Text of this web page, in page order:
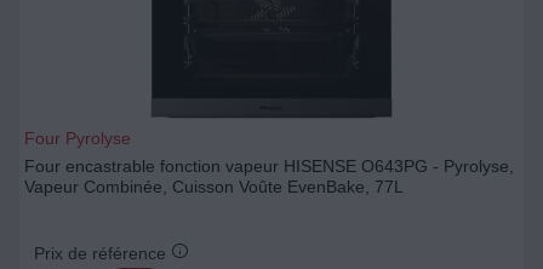
Four Pyrolyse
Four encastrable fonction vapeur HISENSE O643PG - Pyrolyse,
Vapeur Combinée, Cuisson Voûte EvenBake, 77L
Prix de référence